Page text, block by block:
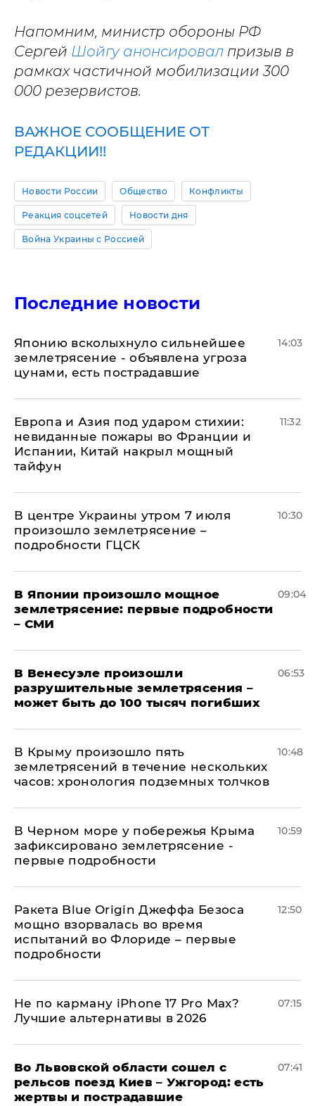
Напомним, министр обороны РФ
Сергей Шойгу анонсировал призыв в
рамках частичной мобилизации 300
000 резервистов.
ВАЖНОЕ СООБЩЕНИЕ ОТ
РЕДАКЦИИ!!
Новости России Общество Конфликты
Реакция соцсетей Новости дня
Война Украины с Россией
Последние новости
Японию всколыхнуло сильнейшее
землетрясение - объявлена угроза
цунами, есть пострадавшие
14:03
Европа и Азия под ударом стихии:
невиданные пожары во Франции и
Испании, Китай накрыл мощный
тайфун
11:32
В центре Украины утром 7 июля
произошло землетрясение –
подробности ГЦСК
10:30
В Японии произошло мощное
землетрясение: первые подробности
– СМИ
09:04
В Венесуэле произошли
разрушительные землетрясения –
может быть до 100 тысяч погибших
06:53
В Крыму произошло пять
землетрясений в течение нескольких
часов: хронология подземных толчков
10:48
В Черном море у побережья Крыма
зафиксировано землетрясение -
первые подробности
10:59
Ракета Blue Origin Джеффа Безоса
мощно взорвалась во время
испытаний во Флориде – первые
подробности
12:50
Не по карману iPhone 17 Pro Max?
Лучшие альтернативы в 2026
07:15
Во Львовской области сошел с
рельсов поезд Киев – Ужгород: есть
жертвы и пострадавшие
07:41